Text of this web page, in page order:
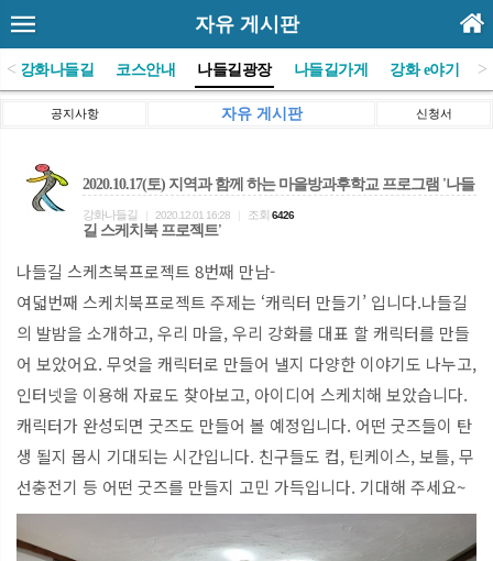
자유 게시판
<)강화나들길 코스안내 나들길광장 나들길가게 강화 e야기 >
공지사항 자유 게시판 신청서
2020.10.17(토) 지역과 함께 하는 마을방과후학교 프로그램 '나들
길 스케치북 프로젝트'
강화나들길 2020.12.01 16:28 조회 6426
나들길 스케츠북프로젝트 8번째 만남-
여덟번째 스케치북프로젝트 주제는 ‘캐릭터 만들기’ 입니다.나들길
의 발밤을 소개하고, 우리 마을, 우리 강화를 대표 할 캐릭터를 만들
어 보았어요. 무엇을 캐릭터로 만들어 낼지 다양한 이야기도 나누고,
인터넷을 이용해 자료도 찾아보고, 아이디어 스케치해 보았습니다.
캐릭터가 완성되면 굿즈도 만들어 볼 예정입니다. 어떤 굿즈들이 탄
생 될지 몹시 기대되는 시간입니다. 친구들도 컵, 틴케이스, 보틀, 무
선충전기 등 어떤 굿즈를 만들지 고민 가득입니다. 기대해 주세요~